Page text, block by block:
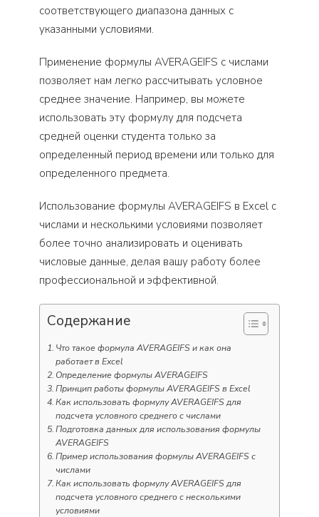
соответствующего диапазона данных с
указанными условиями.
Применение формулы AVERAGEIFS с числами
позволяет нам легко рассчитывать условное
среднее значение. Например, вы можете
использовать эту формулу для подсчета
средней оценки студента только за
определенный период времени или только для
определенного предмета.
Использование формулы AVERAGEIFS в Excel с
числами и несколькими условиями позволяет
более точно анализировать и оценивать
числовые данные, делая вашу работу более
профессиональной и эффективной.
Содержание
Что такое формула AVERAGEIFS и как она
работает в Excel
Определение формулы AVERAGEIFS
Принцип работы формулы AVERAGEIFS в Excel
Как использовать формулу AVERAGEIFS для
подсчета условного среднего с числами
Подготовка данных для использования формулы
AVERAGEIFS
Пример использования формулы AVERAGEIFS с
числами
Как использовать формулу AVERAGEIFS для
подсчета условного среднего с несколькими
условиями